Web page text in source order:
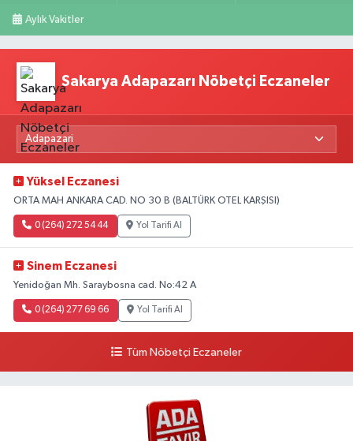
Aylık Vakitler
Sakarya Adapazarı Nöbetçi Eczaneler
Yüksel Eczanesi
ORTA MAH ANKARA CAD. NO 30 B (BALTÜRK OTEL KARŞISI)
0 (264) 272 54 44 Yol Tarifi Al
Sinem Eczanesi
Yenidoğan Mh. Saraybosna cad. No:42 A
0 (264) 277 69 66 Yol Tarifi Al
Tüm Nöbetçi Eczaneler